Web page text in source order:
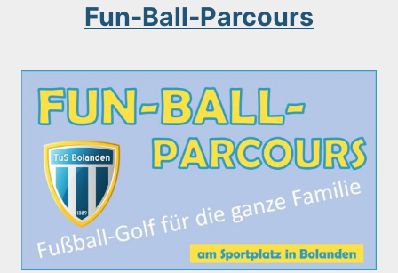
Fun-Ball-Parcours